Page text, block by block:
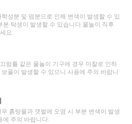
성분 및 염분으로 인해 변색이 발생할 수 있
분 탁생이 발생할 수 있습니다.물놀이 직후
요.
럼틀 같은 물놀이 기구에 경우 마찰로 인하
풀이 발생할 수 있으니 사용에 주의 바랍니
흙탕물과 갯벌에 오염 시 부분 변색이 발생
에 주의 바랍니다.